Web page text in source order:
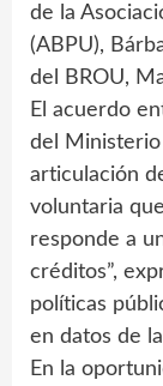
de la
(ABPU),
del BROU,
El acuerdo
del Ministerio
articulación
voluntaria
responde a
créditos”,
políticas
en datos de
En la